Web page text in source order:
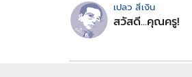
เปลว สีเงิน
สวัสดี...คุณครู!